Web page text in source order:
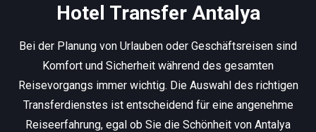
Hotel Transfer Antalya
Bei der Planung von Urlauben oder Geschäftsreisen sind
Komfort und Sicherheit während des gesamten
Reisevorgangs immer wichtig. Die Auswahl des richtigen
Transferdienstes ist entscheidend für eine angenehme
Reiseerfahrung, egal ob Sie die Schönheit von Antalya